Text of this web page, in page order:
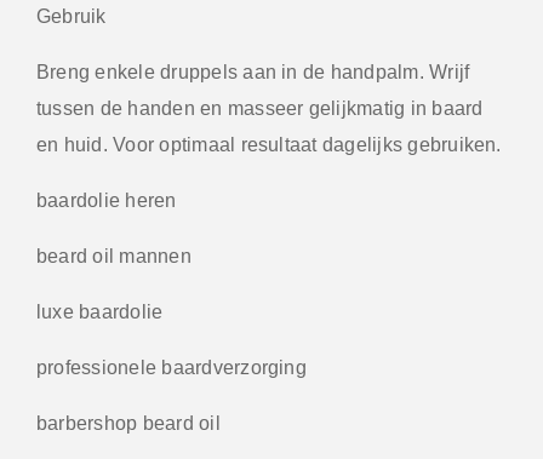
Gebruik
Breng enkele druppels aan in de handpalm. Wrijf
tussen de handen en masseer gelijkmatig in baard
en huid. Voor optimaal resultaat dagelijks gebruiken.
baardolie heren
beard oil mannen
luxe baardolie
professionele baardverzorging
barbershop beard oil